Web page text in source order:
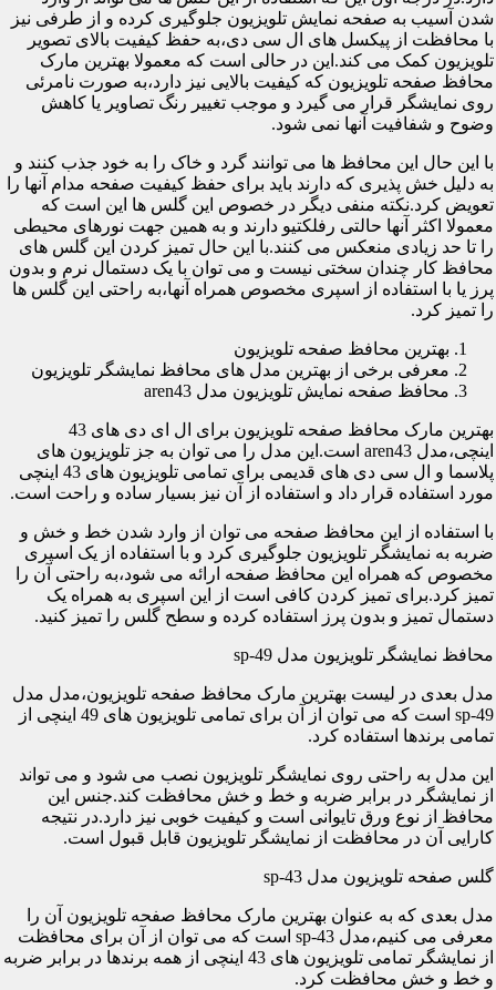
شدن آسیب به صفحه نمایش تلویزیون جلوگیری کرده و از طرفی نیز
با محافظت از پیکسل های ال سی دی،به حفظ کیفیت بالای تصویر
تلویزیون کمک می کند.این در حالی است که معمولا بهترین مارک
محافظ صفحه تلویزیون که کیفیت بالایی نیز دارد،به صورت نامرئی
روی نمایشگر قرار می گیرد و موجب تغییر رنگ تصاویر یا کاهش
وضوح و شفافیت آنها نمی شود.
با این حال این محافظ ها می توانند گرد و خاک را به خود جذب کنند و
به دلیل خش پذیری که دارند باید برای حفظ کیفیت صفحه مدام آنها را
تعویض کرد.نکته منفی دیگر در خصوص این گلس ها این است که
معمولا اکثر آنها حالتی رفلکتیو دارند و به همین جهت نورهای محیطی
را تا حد زیادی منعکس می کنند.با این حال تمیز کردن این گلس های
محافظ کار چندان سختی نیست و می توان با یک دستمال نرم و بدون
پرز یا با استفاده از اسپری مخصوص همراه آنها،به راحتی این گلس ها
را تمیز کرد.
بهترین محافظ صفحه تلویزیون
معرفی برخی از بهترین مدل های محافظ نمایشگر تلویزیون
محافظ صفحه نمایش تلویزیون مدل aren43
بهترین مارک محافظ صفحه تلویزیون برای ال ای دی های 43
اینچی،مدل aren43 است.این مدل را می توان به جز تلویزیون های
پلاسما و ال سی دی های قدیمی برای تمامی تلویزیون های 43 اینچی
مورد استفاده قرار داد و استفاده از آن نیز بسیار ساده و راحت است.
با استفاده از این محافظ صفحه می توان از وارد شدن خط و خش و
ضربه به نمایشگر تلویزیون جلوگیری کرد و با استفاده از یک اسپری
مخصوص که همراه این محافظ صفحه ارائه می شود،به راحتی آن را
تمیز کرد.برای تمیز کردن کافی است از این اسپری به همراه یک
دستمال تمیز و بدون پرز استفاده کرده و سطح گلس را تمیز کنید.
محافظ نمایشگر تلویزیون مدل sp-49
مدل بعدی در لیست بهترین مارک محافظ صفحه تلویزیون،مدل مدل
sp-49 است که می توان از آن برای تمامی تلویزیون های 49 اینچی از
تمامی برندها استفاده کرد.
این مدل به راحتی روی نمایشگر تلویزیون نصب می شود و می تواند
از نمایشگر در برابر ضربه و خط و خش محافظت کند.جنس این
محافظ از نوع ورق تایوانی است و کیفیت خوبی نیز دارد.در نتیجه
کارایی آن در محافظت از نمایشگر تلویزیون قابل قبول است.
گلس صفحه تلویزیون مدل sp-43
مدل بعدی که به عنوان بهترین مارک محافظ صفحه تلویزیون آن را
معرفی می کنیم،مدل sp-43 است که می توان از آن برای محافظت
از نمایشگر تمامی تلویزیون های 43 اینچی از همه برندها در برابر ضربه
و خط و خش محافظت کرد.